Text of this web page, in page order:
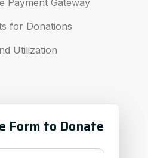
for Donations
Utilization
Form to Donate